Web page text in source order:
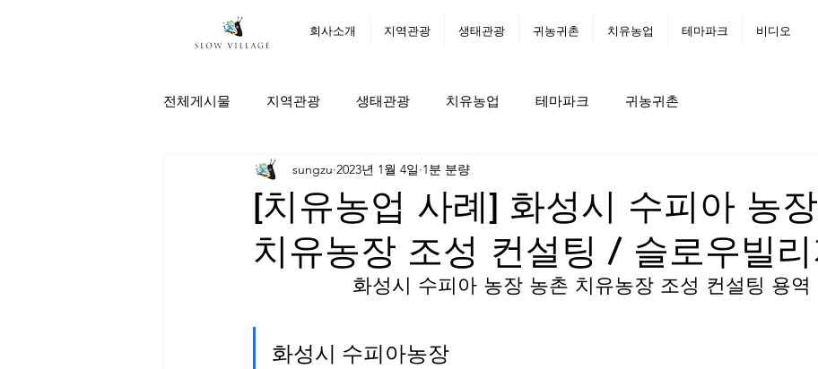
회사소개 지역관광 생태관광 귀농귀촌 치유농업 테마파크 비디오
전체게시물 지역관광 생태관광 치유농업 테마파크 귀농귀촌
[치유농업 사례] 화성시 수피아 농
치유농장 조성 컨설팅 / 슬로우빌리
sungzu 2023년 1월 4일 1분 분량
화성시 수피아 농장 농촌 치유농장 조성 컨설팅 용역
화성시 수피아농장